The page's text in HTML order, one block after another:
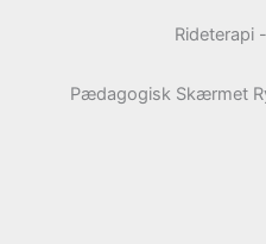
Rideterapi
Pædagogisk Skærmet